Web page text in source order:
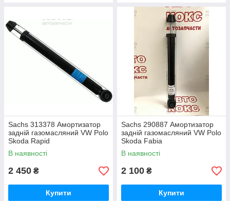
Sachs 313378 Амортизатор
задній газомасляний VW Polo
Skoda Rapid
В наявності
2 450 ₴
Купити
Sachs 290887 Амортизатор
задній газомасляний VW Polo
Skoda Fabia
В наявності
2 100 ₴
Купити